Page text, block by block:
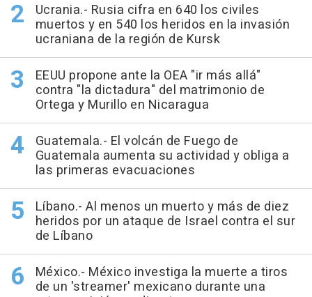
Ucrania.- Rusia cifra en 640 los civiles
muertos y en 540 los heridos en la invasión
ucraniana de la región de Kursk
EEUU propone ante la OEA "ir más allá"
contra "la dictadura" del matrimonio de
Ortega y Murillo en Nicaragua
Guatemala.- El volcán de Fuego de
Guatemala aumenta su actividad y obliga a
las primeras evacuaciones
Líbano.- Al menos un muerto y más de diez
heridos por un ataque de Israel contra el sur
de Líbano
México.- México investiga la muerte a tiros
de un 'streamer' mexicano durante una